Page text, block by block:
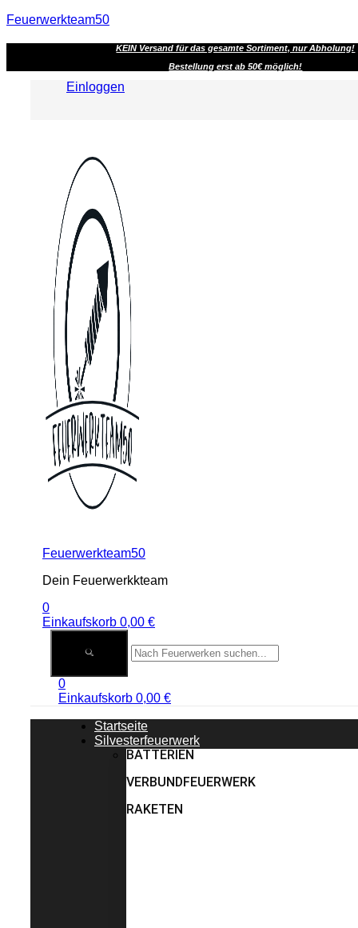
Feuerwerkteam50
KEIN Versand für das gesamte Sortiment, nur Abholung!
Bestellung erst ab 50€ möglich!
Einloggen
Feuerwerkteam50
Dein Feuerwerkkteam
0
Einkaufskorb 0,00 €
0
Einkaufskorb 0,00 €
Startseite
Silvesterfeuerwerk
BATTERIEN
VERBUNDFEUERWERK
RAKETEN